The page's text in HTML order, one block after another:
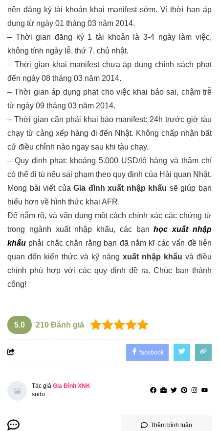
nên đăng ký tài khoản khai manifest sớm. Vì thời hạn áp
dụng từ ngày 01 tháng 03 năm 2014.
– Thời gian đăng ký 1 tài khoản là 3-4 ngày làm việc,
không tính ngày lễ, thứ 7, chủ nhật.
– Thời gian khai manifest chưa áp dụng chính sách phạt
đến ngày 08 tháng 03 năm 2014.
– Thời gian áp dụng phạt cho việc khai báo sai, chậm trễ
từ ngày 09 tháng 03 năm 2014.
– Thời gian cần phải khai báo manifest: 24h trước giờ tàu
chạy từ cảng xếp hàng đi đến Nhật. Không chấp nhận bất
cứ điều chỉnh nào ngay sau khi tàu chạy.
– Quy định phạt: khoảng 5.000 USD/lô hàng và thậm chí
có thể đi tù nếu sai phạm theo quy định của Hải quan Nhật.
Mong bài viết củaGia đình xuất nhập khẩu sẽ giúp bạn
hiểu hơn về hình thức khai AFR.
Để nắm rõ, và vận dụng một cách chính xác các chứng từ
trong ngành xuất nhập khẩu, các bạnhọc xuất nhập
khẩu phải chắc chắn rằng bạn đã nắm kĩ các vấn đề liên
quan đến kiến thức và kỹ năng xuất nhập khẩu và điều
chỉnh phù hợp với các quy định đề ra. Chúc bạn thành
công!
5.0 210 Đánh giá
facebook
Tác giả Gia Đình XNK
sudo
Thêm bình luận